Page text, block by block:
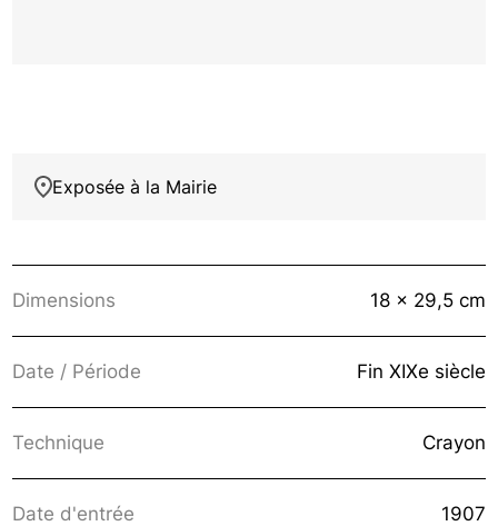
Exposée à la Mairie
Dimensions 18 x 29,5 cm
Date / Période Fin XIXe siècle
Technique Crayon
Date d'entrée 1907